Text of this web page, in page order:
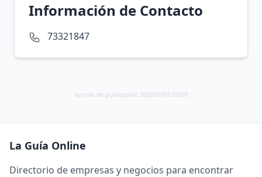
Información de Contacto
73321847
versión de publicación 20260809120309
La Guía Online
Directorio de empresas y negocios para encontrar